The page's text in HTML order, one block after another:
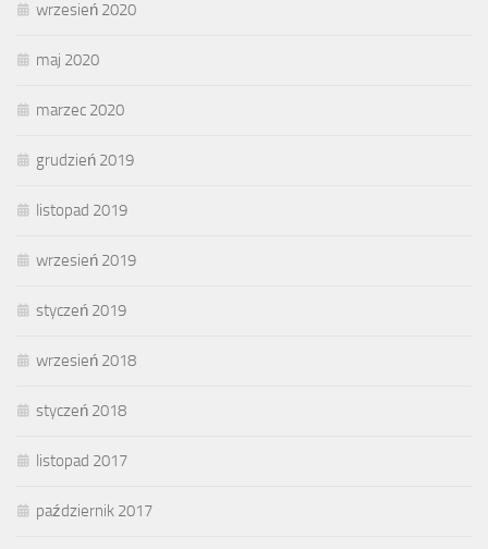
wrzesień 2020
maj 2020
marzec 2020
grudzień 2019
listopad 2019
wrzesień 2019
styczeń 2019
wrzesień 2018
styczeń 2018
listopad 2017
październik 2017